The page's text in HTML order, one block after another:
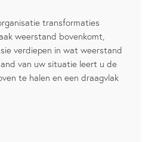
transformaties
weerstand bovenkomt,
verdiepen in wat weerstand
van uw situatie leert u de
te halen en een draagvlak